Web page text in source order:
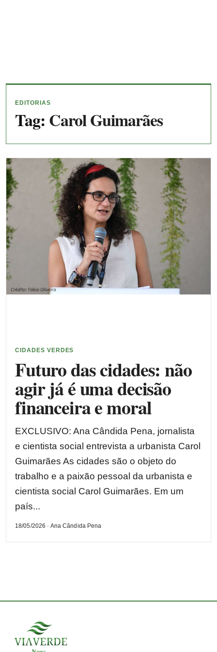
EDITORIAS
Tag: Carol Guimarães
CIDADES VERDES
Futuro das cidades: não
agir já é uma decisão
financeira e moral
EXCLUSIVO: Ana Cândida Pena, jornalista
e cientista social entrevista a urbanista Carol
Guimarães As cidades são o objeto do
trabalho e a paixão pessoal da urbanista e
cientista social Carol Guimarães. Em um
país...
18/05/2026 · Ana Cândida Pena